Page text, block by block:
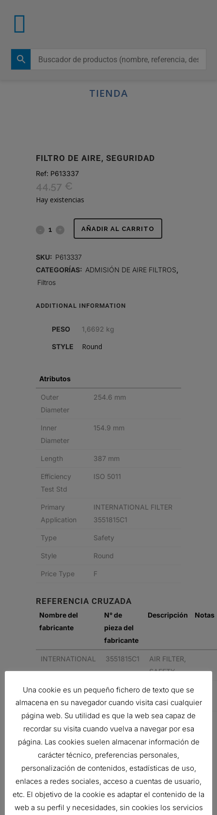
TIENDA
FILTRO DE AIRE, SEGURIDAD
Ref: P613337
44,57 €
Hay existencias
FILTRO
SEGURIDAD
AÑADIR AL CARRITO
SKU: P613337
CATEGORÍAS: ADMISIÓN DE AIRE FILTROS
Filtros
ADDITIONAL INFORMATION
PESO 1,6692 kg
STYLE Round
Atributos
Outer
Diameter
254.6 mm
Inner
Diameter
154.9 mm
Length 387 mm
Efficiency
Test Std
ISO 5011
Primary
Application
INTERNATIONAL FILTER
3551815C1
Type Safety
Style Round
Price Type F
REFERENCIA CRUZADA
Nombre del
fabricante
N° de
pieza del
fabricante
Descripción Notas
INTERNATIONAL 3551815C1
AIR FILTER,
SAFETY
CUMMINS 3551815C1
AIR FILTER,
SAFETY
Related products
FILTRO DE AIRE, FPG RADIALSEAL
Una cookie es un pequeño fichero de texto que se
almacena en su navegador cuando visita casi cualquier
página web. Su utilidad es que la web sea capaz de
recordar su visita cuando vuelva a navegar por esa
página. Las cookies suelen almacenar información de
carácter técnico, preferencias personales,
personalización de contenidos, estadísticas de uso,
enlaces a redes sociales, acceso a cuentas de usuario,
etc. El objetivo de la cookie es adaptar el contenido de la
web a su perfil y necesidades, sin cookies los servicios